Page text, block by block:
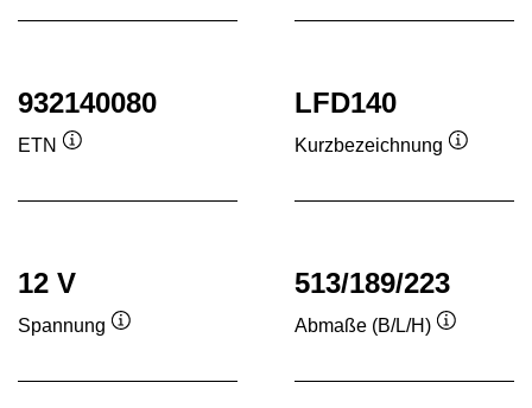
932140080
ETN
LFD140
Kurzbezeichnung
12 V
Spannung
513/189/223
Abmaße (B/L/H)